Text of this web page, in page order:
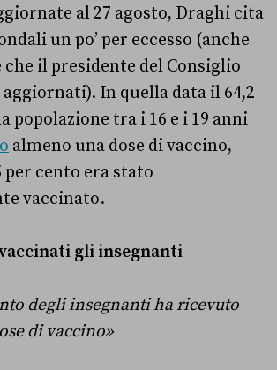
al 27 agosto, Draghi cita
un po’ per eccesso (anche
che il presidente del Consiglio
In quella data il 64,2
popolazione tra i 16 e i 19 anni
almeno una dose di vaccino,
cento era stato
vaccinato.
gli insegnanti
degli insegnanti ha ricevuto
di vaccino»